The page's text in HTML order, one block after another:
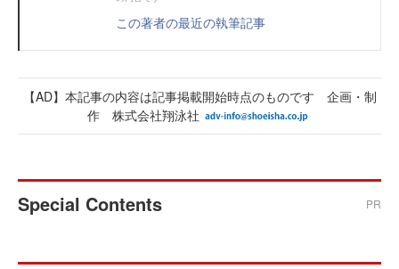
この著者の最近の執筆記事
【AD】本記事の内容は記事掲載開始時点のものです 企画・制
作 株式会社翔泳社
Special Contents PR